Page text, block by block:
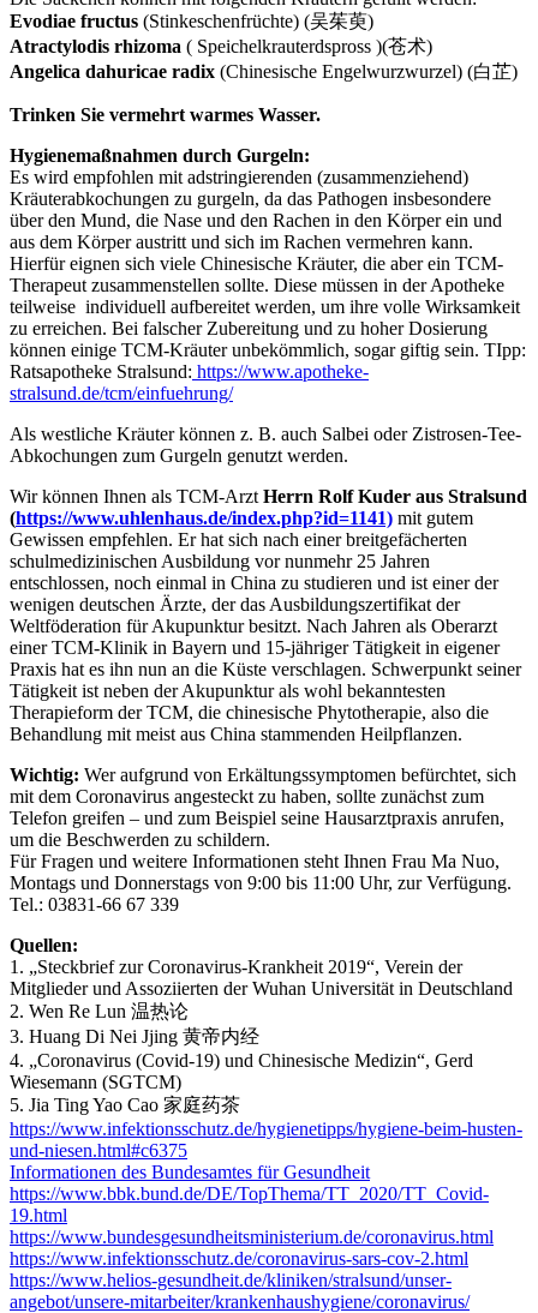
Evodiae fructus (Stinkeschenfrüchte) (吴茱萸)
Atractylodis rhizoma ( Speichelkrauterdspross )(苍术)
Angelica dahuricae radix (Chinesische Engelwurzwurzel) (白芷)
Trinken Sie vermehrt warmes Wasser.
Hygienemaßnahmen durch Gurgeln:
Es wird empfohlen mit adstringierenden (zusammenziehend)
Kräuterabkochungen zu gurgeln, da das Pathogen insbesondere
über den Mund, die Nase und den Rachen in den Körper ein und
aus dem Körper austritt und sich im Rachen vermehren kann.
Hierfür eignen sich viele Chinesische Kräuter, die aber ein TCM-
Therapeut zusammenstellen sollte. Diese müssen in der Apotheke
teilweise individuell aufbereitet werden, um ihre volle Wirksamkeit
zu erreichen. Bei falscher Zubereitung und zu hoher Dosierung
können einige TCM-Kräuter unbekömmlich, sogar giftig sein. TIpp:
Ratsapotheke Stralsund: https://www.apotheke-
stralsund.de/tcm/einfuehrung/
Als westliche Kräuter können z. B. auch Salbei oder Zistrosen-Tee-
Abkochungen zum Gurgeln genutzt werden.
Wir können Ihnen als TCM-Arzt Herrn Rolf Kuder aus Stralsund
(https://www.uhlenhaus.de/index.php?id=1141) mit gutem
Gewissen empfehlen. Er hat sich nach einer breitgefächerten
schulmedizinischen Ausbildung vor nunmehr 25 Jahren
entschlossen, noch einmal in China zu studieren und ist einer der
wenigen deutschen Ärzte, der das Ausbildungszertifikat der
Weltföderation für Akupunktur besitzt. Nach Jahren als Oberarzt
einer TCM-Klinik in Bayern und 15-jähriger Tätigkeit in eigener
Praxis hat es ihn nun an die Küste verschlagen. Schwerpunkt seiner
Tätigkeit ist neben der Akupunktur als wohl bekanntesten
Therapieform der TCM, die chinesische Phytotherapie, also die
Behandlung mit meist aus China stammenden Heilpflanzen.
Wichtig: Wer aufgrund von Erkältungssymptomen befürchtet, sich
mit dem Coronavirus angesteckt zu haben, sollte zunächst zum
Telefon greifen – und zum Beispiel seine Hausarztpraxis anrufen,
um die Beschwerden zu schildern.
Für Fragen und weitere Informationen steht Ihnen Frau Ma Nuo,
Montags und Donnerstags von 9:00 bis 11:00 Uhr, zur Verfügung.
Tel.: 03831-66 67 339
Quellen:
1. „Steckbrief zur Coronavirus-Krankheit 2019“, Verein der
Mitglieder und Assoziierten der Wuhan Universität in Deutschland
2. Wen Re Lun 温热论
3. Huang Di Nei Jjing 黄帝内经
4. „Coronavirus (Covid-19) und Chinesische Medizin“, Gerd
Wiesemann (SGTCM)
5. Jia Ting Yao Cao 家庭药茶
https://www.infektionsschutz.de/hygienetipps/hygiene-beim-husten-
und-niesen.html#c6375
Informationen des Bundesamtes für Gesundheit
https://www.bbk.bund.de/DE/TopThema/TT_2020/TT_Covid-
19.html
https://www.bundesgesundheitsministerium.de/coronavirus.html
https://www.infektionsschutz.de/coronavirus-sars-cov-2.html
https://www.helios-gesundheit.de/kliniken/stralsund/unser-
angebot/unsere-mitarbeiter/krankenhaushygiene/coronavirus/